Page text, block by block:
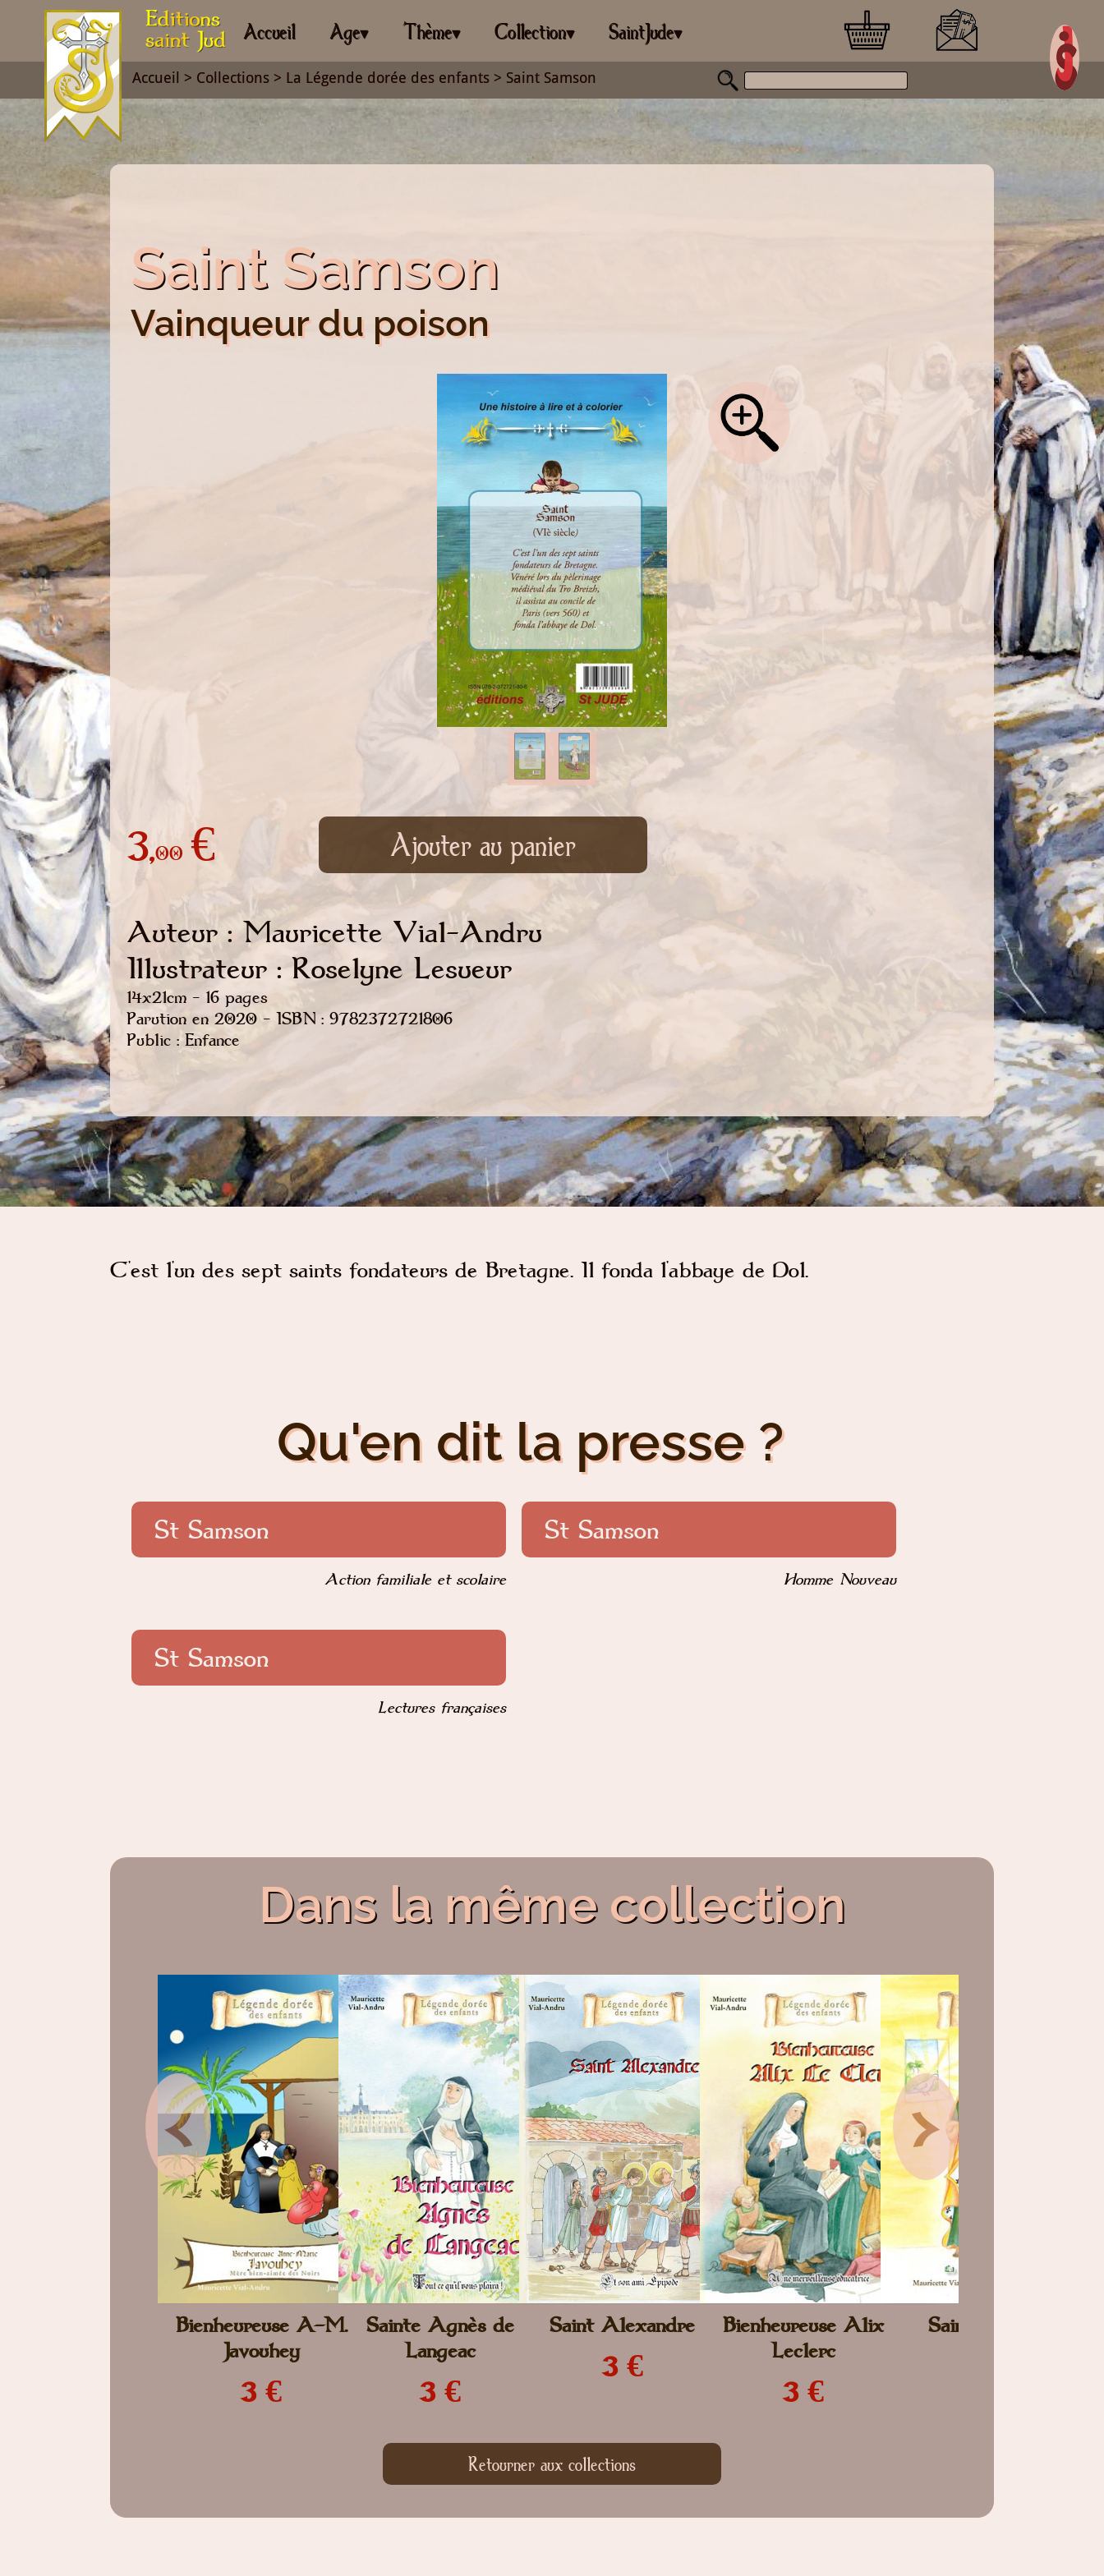
Accueil Age▾ Thème▾ Collection▾ SaintJude▾
Accueil > Collections> La Légende dorée des enfants> Saint Samson
Saint Samson
Vainqueur du poison
3,00 € Ajouter au panier
Auteur : Mauricette Vial-Andru
Illustrateur : Roselyne Lesueur
14x21cm - 16 pages
Parution en 2020 - ISBN : 9782372721806
Public : Enfance
C'est l'un des sept saints fondateurs de Bretagne. Il fonda l'abbaye de Dol.
Qu'en dit la presse ?
St Samson
Action familiale et scolaire
St Samson
Homme Nouveau
St Samson
Lectures françaises
Dans la même collection
< >
Bienheureuse A-M.
Javouhey
3 €
Sainte Agnès de
Langeac
3 €
Saint Alexandre
3 €
Bienheureuse Alix
Leclerc
3 €
Sainte Anne
Retourner aux collections